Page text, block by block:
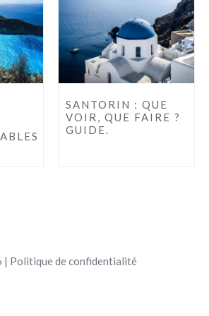
SANTORIN : QUE
VOIR, QUE FAIRE ?
GUIDE.
| Politique de confidentialité